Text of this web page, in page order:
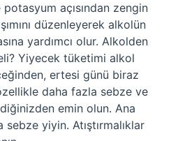
açısından zengin
düzenleyerek alkolün
yardımcı olur. Alkolden
Yiyecek tüketimi alkol
ertesi günü biraz
daha fazla sebze ve
emin olun. Ana
yiyin. Atıştırmalıklar